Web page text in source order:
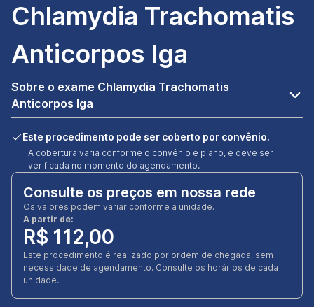
Chlamydia Trachomatis
Anticorpos Iga
Sobre o exame Chlamydia Trachomatis
Anticorpos Iga
Este procedimento pode ser coberto por convênio.
A cobertura varia conforme o convênio e plano, e deve ser
verificada no momento do agendamento.
Consulte os preços em nossa rede
Os valores podem variar conforme a unidade.
A partir de:
R$ 112,00
Este procedimento é realizado por ordem de chegada, sem
necessidade de agendamento. Consulte os horários de cada
unidade.